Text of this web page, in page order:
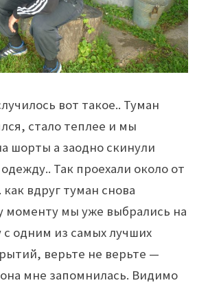
вот такое.. Туман
стало теплее и мы
шорты а заодно скинули
Так проехали около от
вдруг туман снова
моменту мы уже выбрались на
одним из самых лучших
верьте не верьте —
мне запомнилась. Видимо